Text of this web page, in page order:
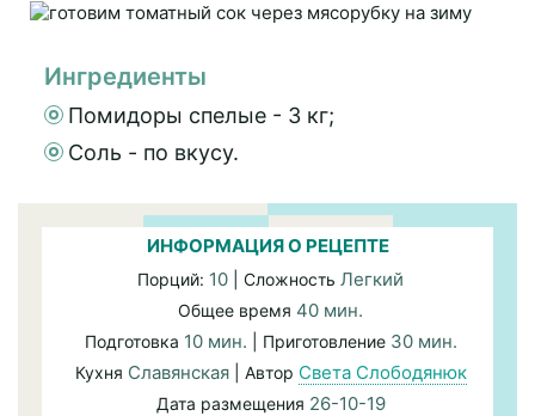
Ингредиенты
Помидоры спелые - 3 кг;
Соль - по вкусу.
ИНФОРМАЦИЯ О РЕЦЕПТЕ
Порций: 10 | Сложность Легкий
Общее время 40 мин.
Подготовка 10 мин. | Приготовление 30 мин.
Кухня Славянская| Автор Света Слободянюк
Дата размещения 26-10-19